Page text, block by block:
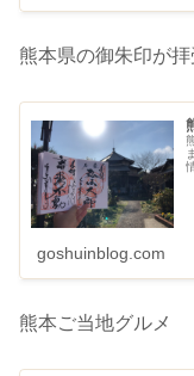
熊本県の御朱印が
goshuinblog.com
熊本ご当地グルメ